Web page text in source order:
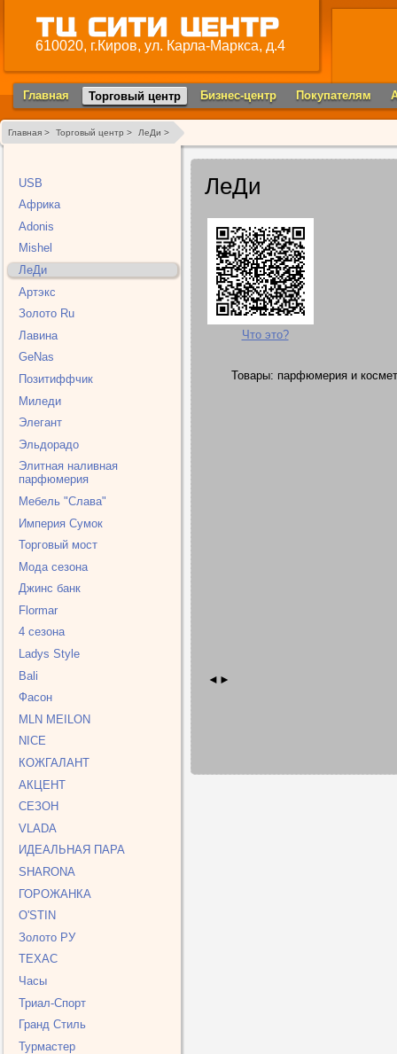
610020, г.Киров, ул. Карла-Маркса, д.4
Главная Торговый центр Бизнес-центр Покупателям
Главная > Торговый центр > ЛеДи >
USB
Африка
Adonis
Mishel
ЛеДи
Артэкс
Золото Ru
Лавина
GeNas
Позитиффчик
Миледи
Элегант
Эльдорадо
Элитная наливная
парфюмерия
Мебель "Слава"
Империя Cумок
Торговый мост
Мода сезона
Джинс банк
Flormar
4 сезона
Ladys Style
Bali
Фасон
MLN MEILON
NICE
КОЖГАЛАНТ
АКЦЕНТ
СЕЗОН
VLADA
ИДЕАЛЬНАЯ ПАРА
SHARONA
ГОРОЖАНКА
O'STIN
Золото РУ
ТЕХАС
Часы
Триал-Спорт
Гранд Стиль
Турмастер
ЛеДи
Что это?
Товары: парфюмерия и
◄ ►